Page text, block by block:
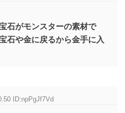
石がモンスターの素材で
石や金に戻るから金手に入
ID:npPgJf7Vd